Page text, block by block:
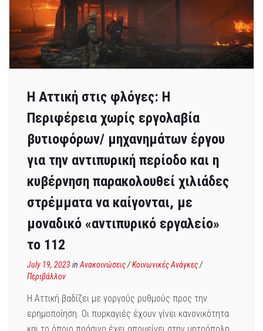
Η Αττική στις φλόγες: Η
Περιφέρεια χωρίς εργολαβία
βυτιοφόρων/ μηχανημάτων έργου
για την αντιπυρική περίοδο και η
κυβέρνηση παρακολουθεί χιλιάδες
στρέμματα να καίγονται, με
μοναδικό «αντιπυρικό εργαλείο»
το 112
July 19, 2023inΑνακοινώσεις/Κοινωνικές Ανάγκες/
Περιβάλλον
Η Αττική βαδίζει με γοργούς ρυθμούς προς την
ερημοποίηση. Οι πυρκαγιές έχουν γίνει κανονικότητα